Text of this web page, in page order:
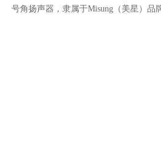
号角扬声器，隶属于Misung（美星）品